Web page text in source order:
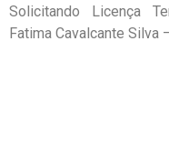
Solicitando Licença
Fatima Cavalcante Silva